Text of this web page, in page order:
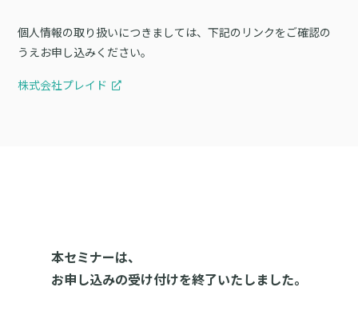
個人情報の取り扱いにつきましては、下記のリンクをご確認の
うえお申し込みください。
株式会社プレイド
本セミナーは、
お申し込みの受け付けを終了いたしました。